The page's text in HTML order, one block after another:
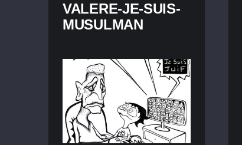
VALERE-JE-SUIS-
MUSULMAN